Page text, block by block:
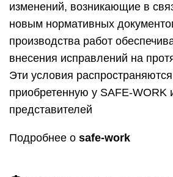
изменений, возникающие в
новым нормативных
производства работ
внесения исправлений на
Эти условия
приобретенную у SAFE-
представителей
Подробнее о safe-work